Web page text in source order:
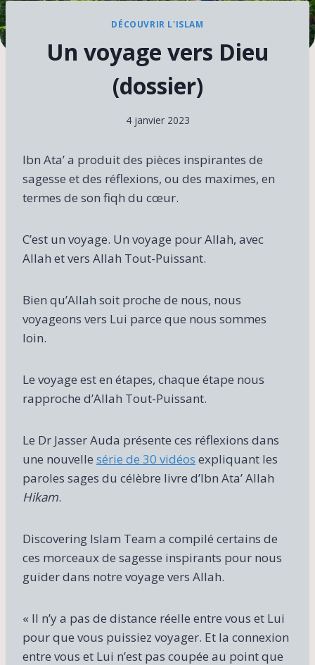
DÉCOUVRIR L'ISLAM
Un voyage vers Dieu
(dossier)
4 janvier 2023
Ibn Ata’ a produit des pièces inspirantes de
sagesse et des réflexions, ou des maximes, en
termes de son fiqh du cœur.
C’est un voyage. Un voyage pour Allah, avec
Allah et vers Allah Tout-Puissant.
Bien qu’Allah soit proche de nous, nous
voyageons vers Lui parce que nous sommes
loin.
Le voyage est en étapes, chaque étape nous
rapproche d’Allah Tout-Puissant.
Le Dr Jasser Auda présente ces réflexions dans
une nouvelle série de 30 vidéos expliquant les
paroles sages du célèbre livre d’Ibn Ata’ Allah
Hikam.
Discovering Islam Team a compilé certains de
ces morceaux de sagesse inspirants pour nous
guider dans notre voyage vers Allah.
« Il n’y a pas de distance réelle entre vous et Lui
pour que vous puissiez voyager. Et la connexion
entre vous et Lui n’est pas coupée au point que